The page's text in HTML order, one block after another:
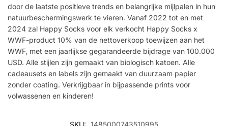
door de laatste positieve trends en belangrijke mijlpalen in hun
natuurbeschermingswerk te vieren. Vanaf 2022 tot en met
2024 zal Happy Socks voor elk verkocht Happy Socks x
WWF-product 10% van de nettoverkoop toewijzen aan het
WWF, met een jaarlijkse gegarandeerde bijdrage van 100.000
USD. Alle stijlen zijn gemaakt van biologisch katoen. Alle
cadeausets en labels zijn gemaakt van duurzaam papier
zonder coating. Verkrijgbaar in bijpassende prints voor
volwassenen en kinderen!
SKU: 1485000743510995